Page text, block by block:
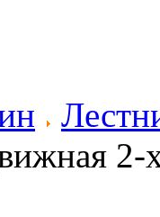
2-